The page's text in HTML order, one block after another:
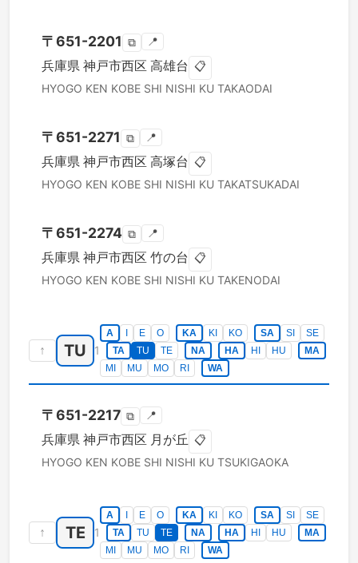
〒651-2201 ⧉ 📍
兵庫県 神戸市西区 高雄台 📋
HYOGO KEN KOBE SHI NISHI KU TAKAODAI
〒651-2271 ⧉ 📍
兵庫県 神戸市西区 高塚台 📋
HYOGO KEN KOBE SHI NISHI KU TAKATSUKADAI
〒651-2274 ⧉ 📍
兵庫県 神戸市西区 竹の台 📋
HYOGO KEN KOBE SHI NISHI KU TAKENODAI
↑ TU 1
A E O KA KI KO SA SI
SE
TA
TU TE NA HA HI HU
MA
MI
MU MO RI WA
〒651-2217 ⧉ 📍
兵庫県 神戸市西区 月が丘 📋
HYOGO KEN KOBE SHI NISHI KU TSUKIGAOKA
↑ TE 1
A E O KA KI KO SA SI
SE
TA
TU TE NA HA HI HU
MA
MI
MU MO RI WA